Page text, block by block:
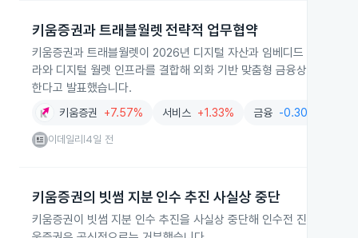
키움증권과 트래블월렛 전략적 업무협약
키움증권과 트래블월렛이 2026년 디지털 자산과 임베디드 금융 분
라와 디지털 월렛 인프라를 결합해 외화 기반 맞춤형 금융상품과 소
한다고 발표했습니다.
키움증권 +7.57% 서비스 +1.33% 금융 -0.30%
이데일리 4일 전
키움증권의 빗썸 지분 인수 추진 사실상 중단
키움증권이 빗썸 지분 인수 추진을 사실상 중단해 인수전 진행에 제